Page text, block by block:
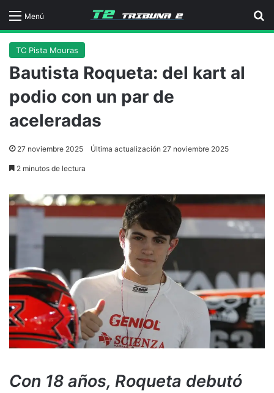
Menú
TC Pista Mouras
Bautista Roqueta: del kart al
podio con un par de
aceleradas
27 noviembre 2025 Última actualización 27 noviembre 2025
2 minutos de lectura
Con 18 años, Roqueta debutó